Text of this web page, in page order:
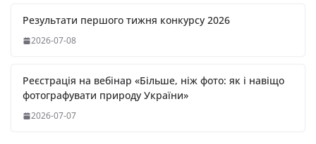
Результати першого тижня конкурсу 2026
2026-07-08
Реєстрація на вебінар «Більше, ніж фото: як і навіщо
фотографувати природу України»
2026-07-07